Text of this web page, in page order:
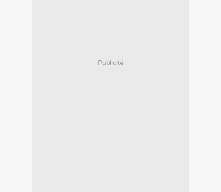
Publicité